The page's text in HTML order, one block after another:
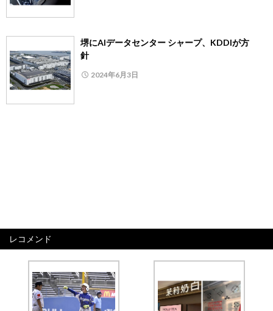
堺にAIデータセンター シャープ、KDDIが方
針
2024年6月3日
レコメンド